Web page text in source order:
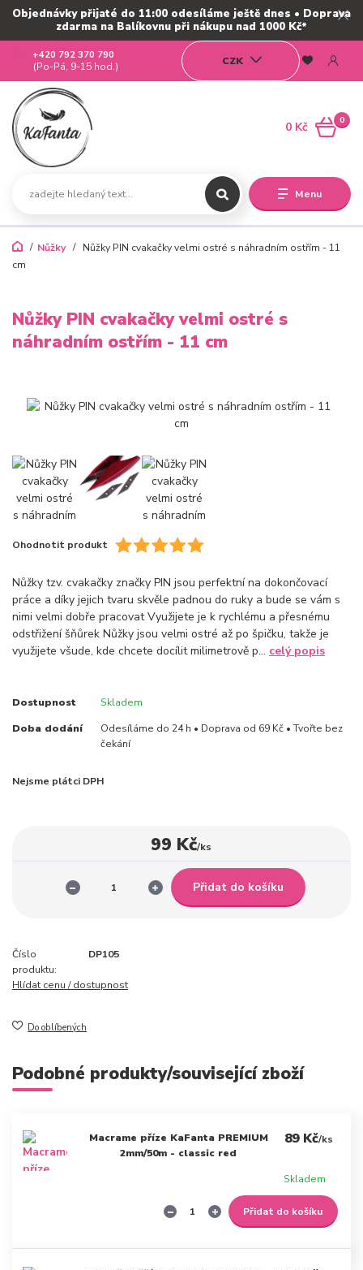
Objednávky přijaté do 11:00 odesíláme ještě dnes • Doprava
zdarma na Balíkovnu při nákupu nad 1000 Kč*
Menu
CZK
+420 792 370 790
(Po-Pá, 9-15 hod.)
0
0 Kč
Nůžky
Nůžky PIN cvakačky velmi ostré s náhradním ostřím - 11
cm
Nůžky PIN cvakačky velmi ostré s
náhradním ostřím - 11 cm
Ohodnotit produkt
Nůžky tzv. cvakačky značky PIN jsou perfektní na dokončovací
práce a díky jejich tvaru skvěle padnou do ruky a bude se vám s
nimi velmi dobře pracovat Využijete je k rychlému a přesnému
odstřižení šňůrek Nůžky jsou velmi ostré až po špičku, takže je
využijete všude, kde chcete docílit milimetrově p... celý popis
Dostupnost Skladem
Doba dodání
Odesíláme do 24 h • Doprava od 69 Kč • Tvořte bez
čekání
Nejsme plátci DPH
99 Kč/ks
Přidat do košíku
Číslo
produktu:
DP105
Hlídat cenu / dostupnost
Do oblíbených
Podobné produkty/související zboží
Macrame příze KaFanta PREMIUM
2mm/50m - classic red
89 Kč/ks
Skladem
Přidat do košíku